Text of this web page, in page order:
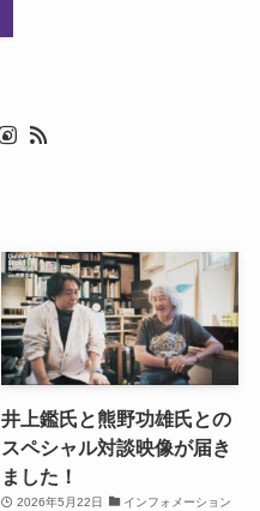
井上鑑氏と熊野功雄氏との
スペシャル対談映像が届き
ました！
2026年5月22日 インフォメーション